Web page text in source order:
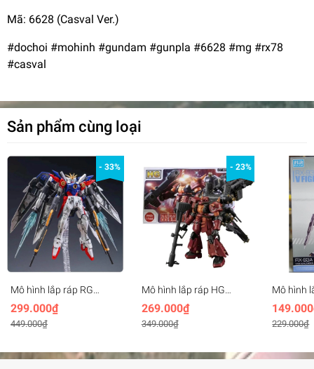
Mã: 6628 (Casval Ver.)
#dochoi #mohinh #gundam #gunpla #6628 #mg #rx78
#casval
Sản phẩm cùng loại
- 33%
Mô hình lắp ráp RG
1/144 Wing Zero - 9902
Golden Horse
(base+effect+decal)
299.000₫
449.000₫
- 23%
Mô hình lắp ráp HG
1/144 High Mobility
Psycho Zaku XD60138
269.000₫
349.000₫
Mô hình
1/144
funnel
229.000₫